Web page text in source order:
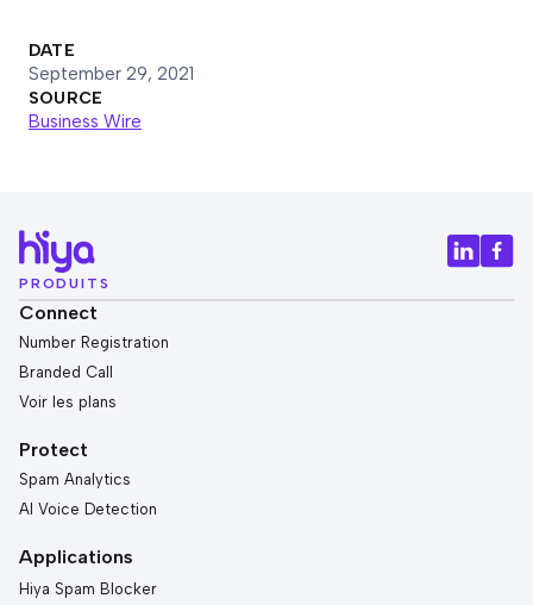
DATE
September 29, 2021
SOURCE
Business Wire
PRODUITS
Connect
Number Registration
Branded Call
Voir les plans
Protect
Spam Analytics
AI Voice Detection
Applications
Hiya Spam Blocker